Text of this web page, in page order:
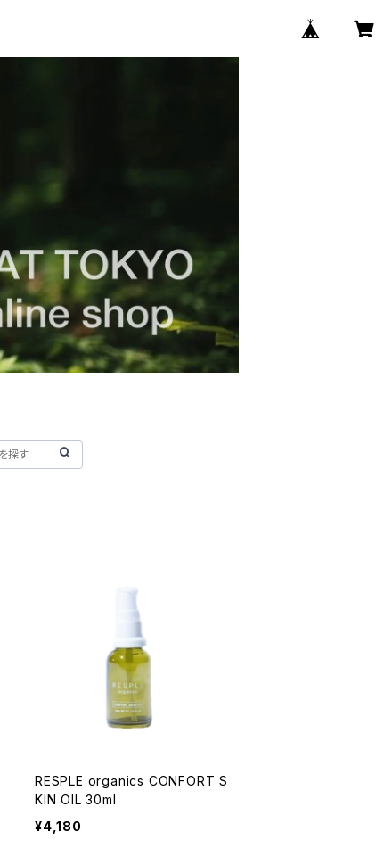
RESPLE organics CONFORT S
KIN OIL 30ml
¥4,180